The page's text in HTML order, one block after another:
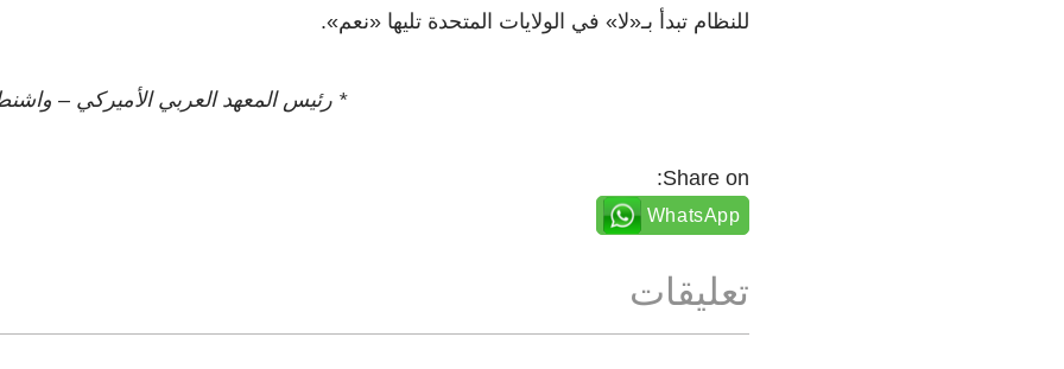
للنظام تبدأ بـ«لا» في الولايات المتحدة تليها «نعم».
* رئيس المعهد العربي الأميركي –
Share on:
WhatsApp
تعليقات